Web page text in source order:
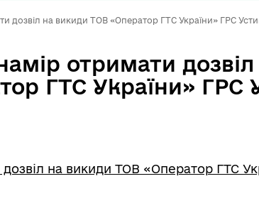
дозвіл на викиди ТОВ «Оператор ГТС України» ГРС
отримати дозвіл
ГТС України» ГРС
на викиди ТОВ «Оператор ГТС